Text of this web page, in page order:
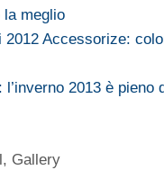
la meglio
2012 Accessorize:
l’inverno 2013 è pieno
, Gallery